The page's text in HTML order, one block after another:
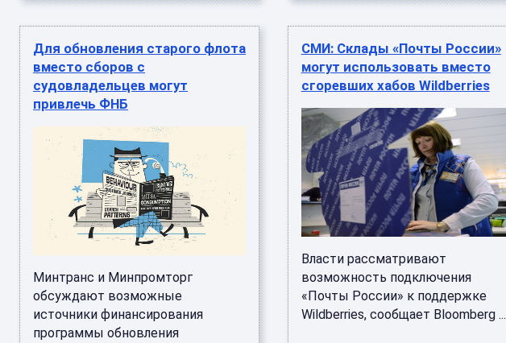
Для обновления старого флота
вместо сборов с
судовладельцев могут
привлечь ФНБ
Минтранс и Минпромторг
обсуждают возможные
источники финансирования
программы обновления
СМИ: Склады «Почты России»
могут использовать вместо
сгоревших хабов Wildberries
Власти рассматривают
возможность подключения
«Почты России» к поддержке
Wildberries, сообщает Bloomberg ...